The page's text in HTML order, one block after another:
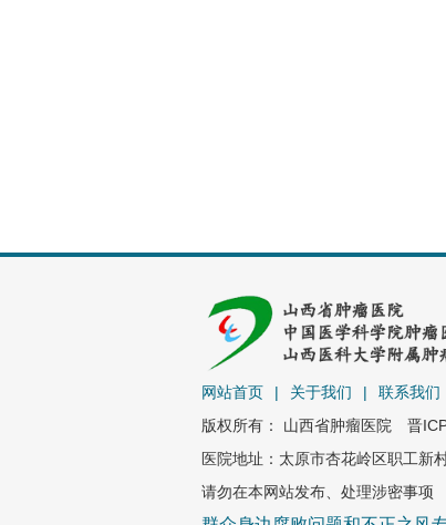
网站首页 | 关于我们 | 联系我们
版权所有： 山西省肿瘤医院 晋
医院地址：太原市杏花岭区职工新
请勿在本网站发布、处理涉密事项